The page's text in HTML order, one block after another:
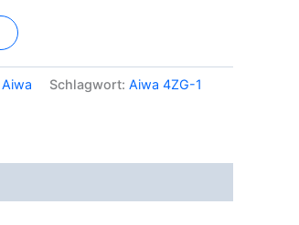
Aiwa Schlagwort: Aiwa 4ZG-1